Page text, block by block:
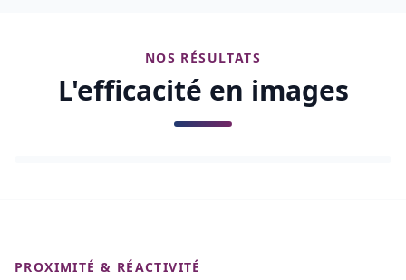
NOS RÉSULTATS
L'efficacité en images
PROXIMITÉ & RÉACTIVITÉ